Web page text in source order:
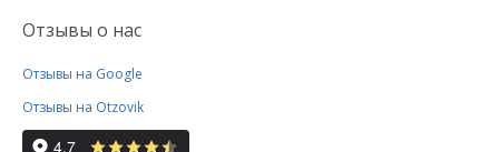
Отзывы о нас
Отзывы на Google
Отзывы на Otzovik